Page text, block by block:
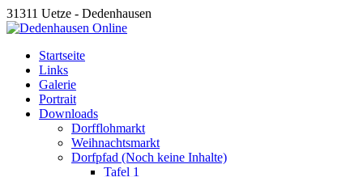
31311 Uetze - Dedenhausen
Startseite
Links
Galerie
Portrait
Downloads
Dorfflohmarkt
Weihnachtsmarkt
Dorfpfad (Noch keine Inhalte)
Tafel 1